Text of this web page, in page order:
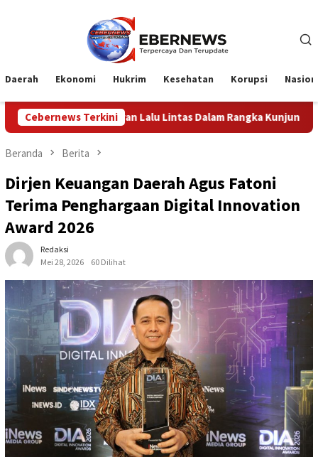
Daerah Ekonomi Hukrim Kesehatan Korupsi
Cebernews Terkini
Lintas Dalam Rangka Kunjungan Menteri Pertahanan RI
Beranda Berita
Dirjen Keuangan Daerah Agus Fatoni
Terima Penghargaan Digital Innovation
Award 2026
Redaksi
Mei 28, 2026
60 Dilihat